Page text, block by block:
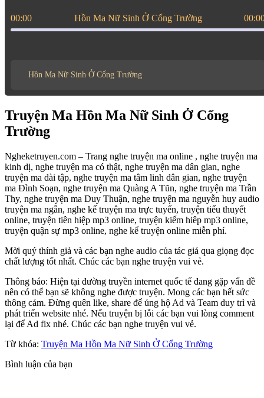
00:00 Hồn Ma Nữ Sinh Ở Cổng Trường
Hồn Ma Nữ Sinh Ở Cổng Trường
Truyện Ma Hồn Ma Nữ Sinh Ở Cổng
Trường
Ngheketruyen.com – Trang nghe truyện ma online , nghe truyện ma
kinh dị, nghe truyện ma có thật, nghe truyện ma dân gian, nghe
truyện ma dài tập, nghe truyện ma tâm linh dân gian, nghe truyện
ma Đình Soạn, nghe truyện ma Quàng A Tũn, nghe truyện ma Trần
Thy, nghe truyện ma Duy Thuận, nghe truyện ma nguyễn huy audio
truyện ma ngắn, nghe kể truyện ma trực tuyến, truyện tiểu thuyết
online, truyện tiên hiệp mp3 online, truyện kiếm hiêp mp3 online,
truyện quận sự mp3 online, nghe kể truyện online miễn phí.
Mời quý thính giả và các bạn nghe audio của tác giả qua giọng đọc
chất lượng tốt nhất. Chúc các bạn nghe truyện vui vẻ.
Thông báo: Hiện tại đường truyền internet quốc tế đang gặp vấn đề
nên có thể bạn sẽ không nghe được truyện. Mong các bạn hết sức
thông cảm. Đừng quên like, share để ủng hộ Ad và Team duy trì và
phát triển website nhé. Nếu truyện bị lỗi các bạn vui lòng comment
lại để Ad fix nhé. Chúc các bạn nghe truyện vui vẻ.
Từ khóa: Truyện Ma Hồn Ma Nữ Sinh Ở Cổng Trường
Bình luận của bạn